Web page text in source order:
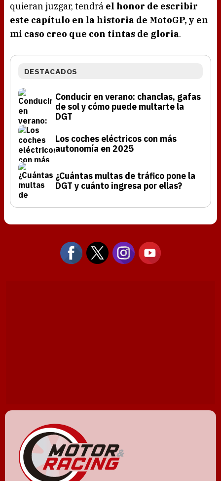
quieran juzgar, tendrá el honor de escribir
este capítulo en la historia de MotoGP, y en
mi caso creo que con tintas de gloria.
DESTACADOS
Conducir en verano: chanclas, gafas
de sol y cómo puede multarte la
DGT
Los coches eléctricos con más
autonomía en 2025
¿Cuántas multas de tráfico pone la
DGT y cuánto ingresa por ellas?